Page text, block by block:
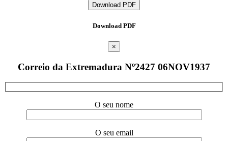
Download PDF
Download PDF
×
Correio da Extremadura Nº2427 06NOV1937
O seu nome
O seu email